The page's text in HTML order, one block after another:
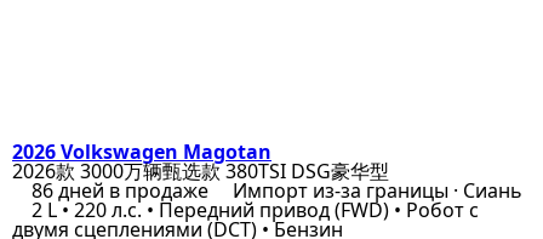
2026 Volkswagen Magotan
2026款 3000万辆甄选款 380TSI DSG豪华型
86 дней в продаже Импорт из-за границы · Сиань
2 L • 220 л.с. • Передний привод (FWD) • Робот с
двумя сцеплениями (DCT) • Бензин